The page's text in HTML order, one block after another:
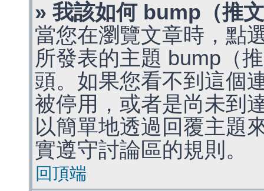
» 我該如何 bump（推
當您在瀏覽文章時，點
所發表的主題 bump（
頭。如果您看不到這個
被停用，或者是尚未到
以簡單地透過回覆主題
實遵守討論區的規則。
回頂端